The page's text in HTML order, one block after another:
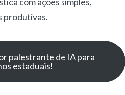
com ações simples,
produtivas.
palestrante de IA para
estaduais!